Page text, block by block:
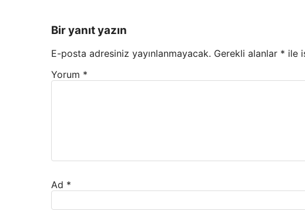
Bir yanıt yazın
E-posta adresiniz yayınlanmayacak. Gerekli alanlar * ile
Yorum *
Ad *